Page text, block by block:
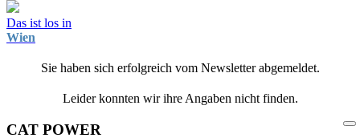
Das ist los in
Wien
Sie haben sich erfolgreich vom Newsletter abgemeldet.
Leider konnten wir ihre Angaben nicht finden.
CAT POWER